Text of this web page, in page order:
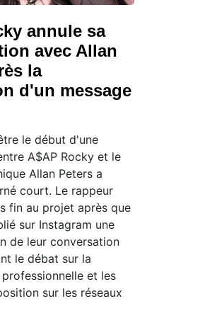
annule sa
avec Allan
la
d'un message
le début d'une
A$AP Rocky et le
Allan Peters a
court. Le rappeur
fin au projet après que
sur Instagram une
de leur conversation
le débat sur la
et les
sur les réseaux